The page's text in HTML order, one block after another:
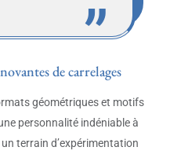
de carrelages
géométriques et motifs
personnalité indéniable à
terrain d’expérimentation